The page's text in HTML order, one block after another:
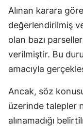
Alınan karara
değerlendirilmiş
olan bazı
verilmiştir. Bu
amacıyla
Ancak, söz
üzerinde talepler
alınamadığı